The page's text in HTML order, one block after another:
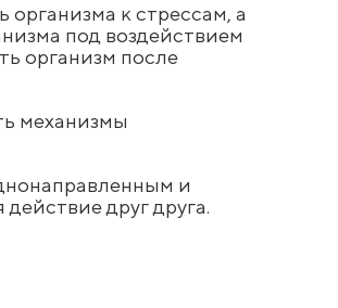
к стрессам, а
под воздействием
организм после
механизмы
и
друг друга.